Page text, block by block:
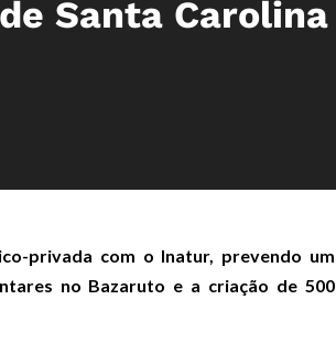
Santa Carolina
privada com o Inatur, prevendo um
no Bazaruto e a criação de 500